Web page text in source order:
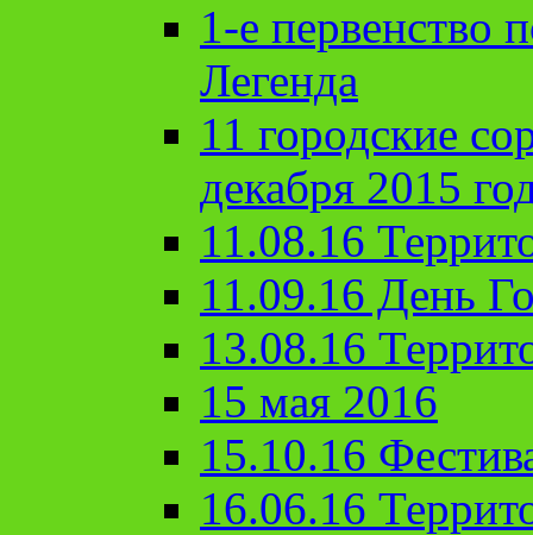
1-е первенство
Легенда
11 городские
декабря 2015
11.08.16
11.09.16 День
13.08.16
15 мая 2016
15.10.16
16.06.16